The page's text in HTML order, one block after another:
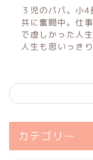
３児のパパ。小
共に奮闘中。仕
で虚しかった人
人生も思いっき
カテゴリー